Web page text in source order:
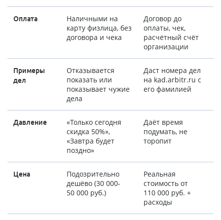
Оплата
Наличными на
карту физлица, без
договора и чека
Договор до
оплаты, чек,
расчётный счёт
организации
Примеры
дел
Отказывается
показать или
показывает чужие
дела
Даст номера дел
на kad.arbitr.ru с
его фамилией
Давление
«Только сегодня
скидка 50%»,
«Завтра будет
поздно»
Даёт время
подумать, не
торопит
Цена
Подозрительно
дешёво (30 000-
50 000 руб.)
Реальная
стоимость от
110 000 руб. +
расходы